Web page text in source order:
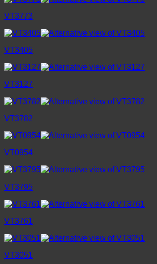
VT3773
VT3405
VT3127
VT3782
VT0954
VT3795
VT3761
VT3051